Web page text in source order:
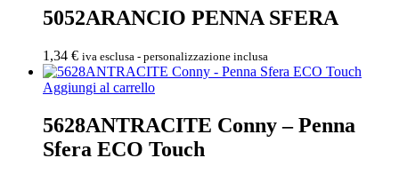
5052ARANCIO PENNA SFERA
1,34 € iva esclusa - personalizzazione inclusa
Aggiungi al carrello
5628ANTRACITE Conny – Penna
Sfera ECO Touch